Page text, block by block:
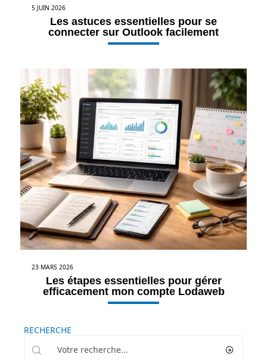
5 JUIN 2026
Les astuces essentielles pour se
connecter sur Outlook facilement
23 MARS 2026
Les étapes essentielles pour gérer
efficacement mon compte Lodaweb
RECHERCHE